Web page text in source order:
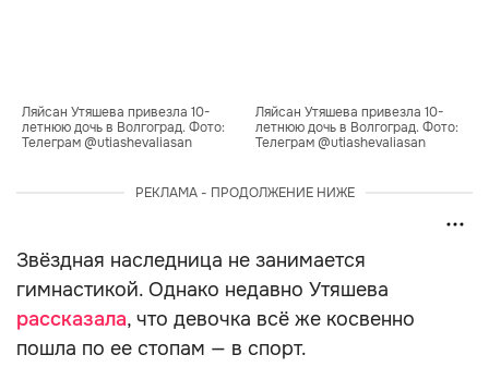
Ляйсан Утяшева привезла 10-
летнюю дочь в Волгоград. Фото:
Телеграм @utiashevaliasan
Ляйсан Утяшева привезла 10-
летнюю дочь в Волгоград. Фото:
Телеграм @utiashevaliasan
РЕКЛАМА - ПРОДОЛЖЕНИЕ НИЖЕ
Звёздная наследница не занимается
гимнастикой. Однако недавно Утяшева
рассказала, что девочка всё же косвенно
пошла по ее стопам — в спорт.